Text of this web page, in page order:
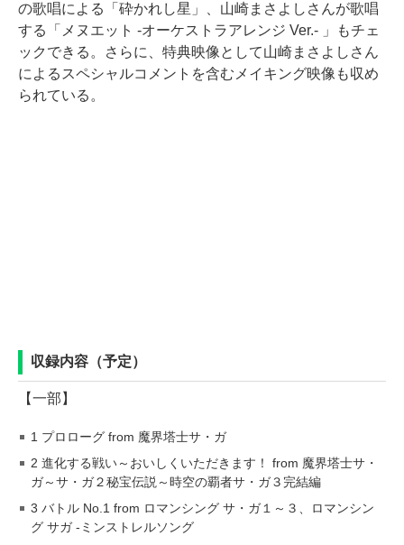
の歌唱による「砕かれし星」、山崎まさよしさんが歌唱
する「メヌエット -オーケストラアレンジ Ver.- 」もチェ
ックできる。さらに、特典映像として山崎まさよしさん
によるスペシャルコメントを含むメイキング映像も収め
られている。
収録内容（予定）
【一部】
1 プロローグ from 魔界塔士サ・ガ
2 進化する戦い～おいしくいただきます！ from 魔界塔士サ・
ガ～サ・ガ２秘宝伝説～時空の覇者サ・ガ３完結編
3 バトル No.1 from ロマンシング サ・ガ１～３、ロマンシン
グ サガ -ミンストレルソング